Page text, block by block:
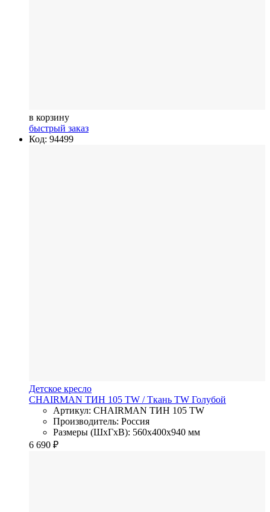
в корзину
быстрый заказ
Код: 94499
Детское кресло
CHAIRMAN ТИН 105 TW / Ткань TW Голубой
Артикул: CHAIRMAN ТИН 105 TW
Производитель: Россия
Размеры (ШхГхВ): 560x400x940 мм
6 690 ₽